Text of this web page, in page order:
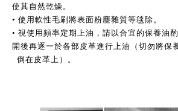
使其自然乾燥。
• 使用軟性毛刷將表面粉塵雜質等毯除。
• 視使用頻率定期上油，請以合宜的保養油
開後再逐一於各部皮革進行上油（切勿將保
倒在皮革上）。